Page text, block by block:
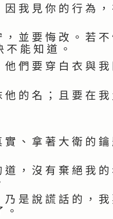
我 見 你 的 行 為 ，
並 要 悔 改 。 若 不
不 能 知 道 。
們 要 穿 白 衣 與 我
的 名 ； 且 要 在 我
、 拿 著 大 衛 的 鑰
， 沒 有 棄 絕 我 的
是 說 謊 話 的 ， 我
。